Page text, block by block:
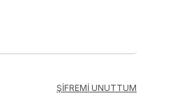
ŞİFREMİ UNUTTUM